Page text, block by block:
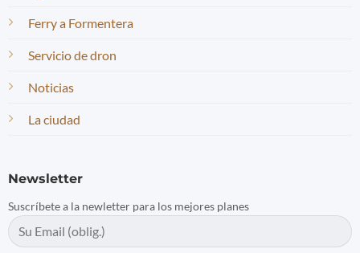
Ferry a Formentera
Servicio de dron
Noticias
La ciudad
Newsletter
Suscríbete a la newletter para los mejores planes